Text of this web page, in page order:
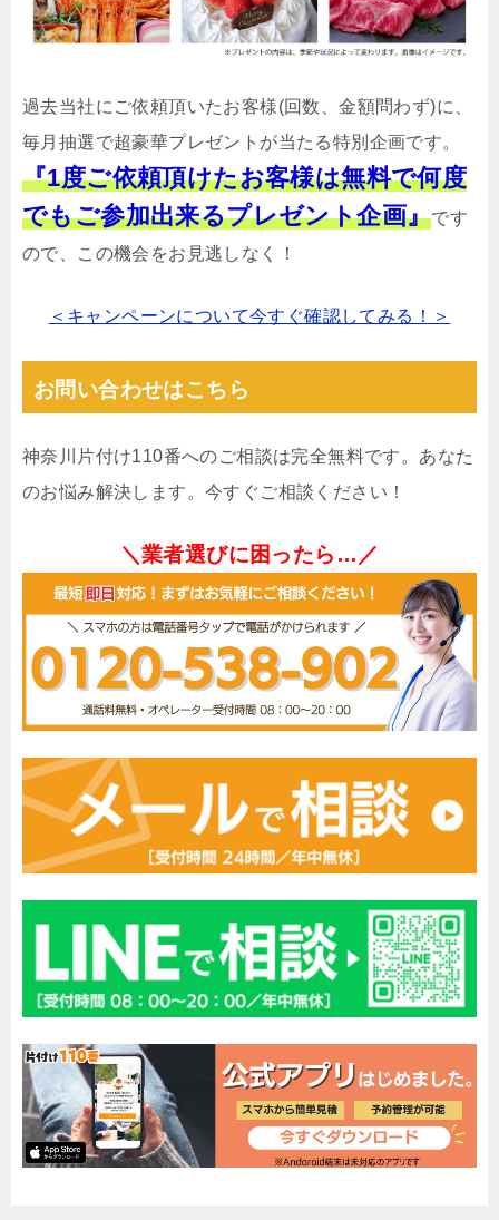
過去当社にご依頼頂いたお客様(回数、金額問わず)に、
毎月抽選で超豪華プレゼントが当たる特別企画です。
『1度ご依頼頂けたお客様は無料で何度
でもご参加出来るプレゼント企画』です
ので、この機会をお見逃しなく！
＜キャンペーンについて今すぐ確認してみる！＞
お問い合わせはこちら
神奈川片付け110番へのご相談は完全無料です。あなた
のお悩み解決します。今すぐご相談ください！
＼業者選びに困ったら…／